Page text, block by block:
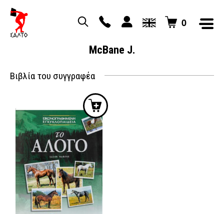
0
McBane J.
Βιβλία του συγγραφέα